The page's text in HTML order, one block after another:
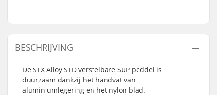
BESCHRIJVING
De STX Alloy STD verstelbare SUP peddel is
duurzaam dankzij het handvat van
aluminiumlegering en het nylon blad.